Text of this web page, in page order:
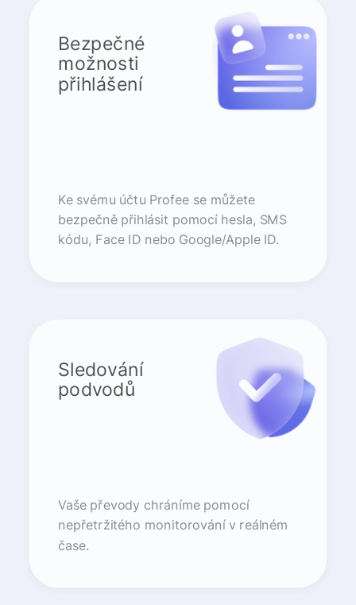
Bezpečné
možnosti
přihlášení
Ke svému účtu Profee se můžete
bezpečně přihlásit pomocí hesla, SMS
kódu, Face ID nebo Google/Apple ID.
Sledování
podvodů
Vaše převody chráníme pomocí
nepřetržitého monitorování v reálném
čase.